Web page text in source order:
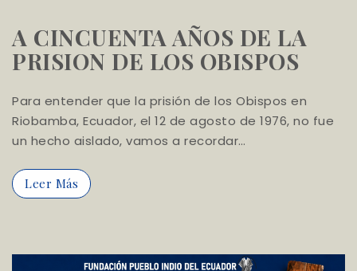
A CINCUENTA AÑOS DE LA
PRISION DE LOS OBISPOS
Para entender que la prisión de los Obispos en
Riobamba, Ecuador, el 12 de agosto de 1976, no fue
un hecho aislado, vamos a recordar…
Leer Más